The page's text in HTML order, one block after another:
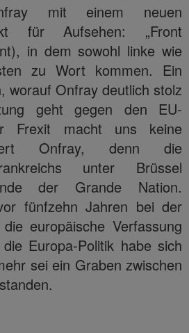
mit einem neuen
für Aufsehen: „Front
in dem sowohl linke wie
zu Wort kommen. Ein
worauf Onfray deutlich stolz
geht gegen den EU-
Frexit macht uns keine
Onfray, denn die
unter Brüssel
der Grande Nation.
fünfzehn Jahren bei der
europäische Verfassung
Europa-Politik habe sich
sei ein Graben zwischen